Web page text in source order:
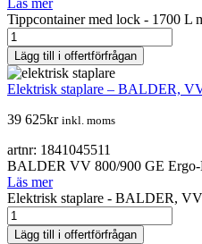
Tippcontainer med lock - 1700 L
Lägg till i offertförfrågan
Elektrisk staplare – BALDER,
39 625kr inkl. moms
artnr: 1841045511
BALDER VV 800/900 GE Ergo-
Läs mer
Elektrisk staplare - BALDER,
Lägg till i offertförfrågan